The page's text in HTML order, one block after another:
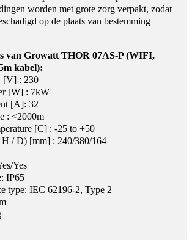
worden met grote zorg verpakt, zodat
op de plaats van bestemming
van Growatt THOR 07AS-P (WIFI,
kabel):
[V] : 230
[W] : 7kW
[A]: 32
: <2000m
[C] : -25 to +50
/ D) [mm] : 240/380/164
Yes
IP65
type: IEC 62196-2, Type 2